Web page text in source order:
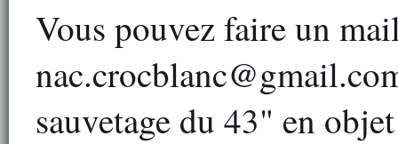
Vous pouvez faire un
sauvetage du 43" en objet